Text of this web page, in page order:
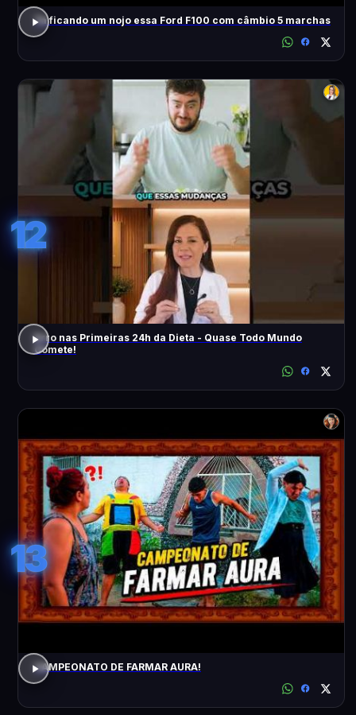
Tá ficando um nojo essa Ford F100 com câmbio 5 marchas
12
Erro nas Primeiras 24h da Dieta - Quase Todo Mundo
Comete!
13
CAMPEONATO DE FARMAR AURA!